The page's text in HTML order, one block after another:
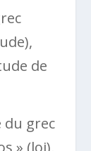
de
du grec